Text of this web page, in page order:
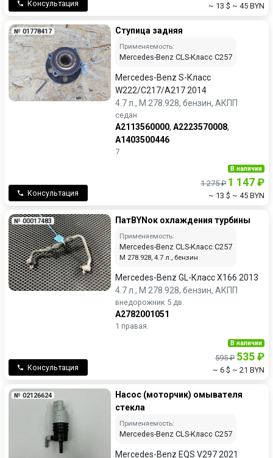
Консультация ~ 13 $ ~ 45 BYN
№ 01778417 Ступица задняя
Применяемость:
Mercedes-Benz CLS-Класс C257
Mercedes-Benz S-Класс
W222/C217/A217 2014
4.7 л., M 278.928, бензин, АКПП
седан
A2113560000, A2223570008,
A1403500446
7
Консультация
В наличии
1 275 ₽ 1 147 ₽
~ 13 $ ~ 45 BYN
№ 00017483 ПатBYNок охлаждения турбины
Применяемость:
Mercedes-Benz CLS-Класс C257
M 278.928, 4.7 л., бензин
Mercedes-Benz GL-Класс X166 2013
4.7 л., M 278.928, бензин, АКПП
внедорожник 5 дв.
A2782001051
1 правая.
Консультация
В наличии
595 ₽ 535 ₽
~ 6 $ ~ 21 BYN
№ 02126624
Насос (моторчик) омывателя
стекла
Применяемость:
Mercedes-Benz CLS-Класс C257
Mercedes-Benz EQS V297 2021